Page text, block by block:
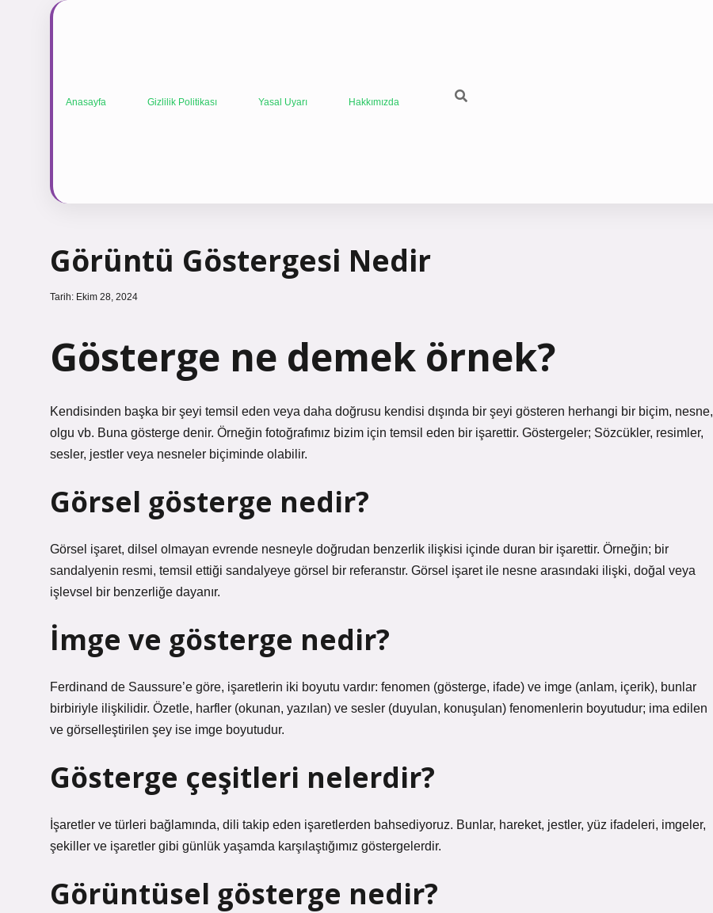
Anasayfa Gizlilik Politikası Yasal Uyarı Hakkımızda
Görüntü Göstergesi Nedir
Tarih: Ekim 28, 2024
Gösterge ne demek örnek?
Kendisinden başka bir şeyi temsil eden veya daha doğrusu kendisi dışında bir şeyi gösteren herhangi bir biçim, nesne,
olgu vb. Buna gösterge denir. Örneğin fotoğrafımız bizim için temsil eden bir işarettir. Göstergeler; Sözcükler, resimler,
sesler, jestler veya nesneler biçiminde olabilir.
Görsel gösterge nedir?
Görsel işaret, dilsel olmayan evrende nesneyle doğrudan benzerlik ilişkisi içinde duran bir işarettir. Örneğin; bir
sandalyenin resmi, temsil ettiği sandalyeye görsel bir referanstır. Görsel işaret ile nesne arasındaki ilişki, doğal veya
işlevsel bir benzerliğe dayanır.
İmge ve gösterge nedir?
Ferdinand de Saussure’e göre, işaretlerin iki boyutu vardır: fenomen (gösterge, ifade) ve imge (anlam, içerik), bunlar
birbiriyle ilişkilidir. Özetle, harfler (okunan, yazılan) ve sesler (duyulan, konuşulan) fenomenlerin boyutudur; ima edilen
ve görselleştirilen şey ise imge boyutudur.
Gösterge çeşitleri nelerdir?
İşaretler ve türleri bağlamında, dili takip eden işaretlerden bahsediyoruz. Bunlar, hareket, jestler, yüz ifadeleri, imgeler,
şekiller ve işaretler gibi günlük yaşamda karşılaştığımız göstergelerdir.
Görüntüsel gösterge nedir?